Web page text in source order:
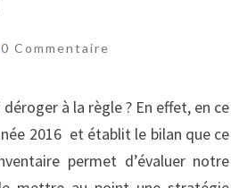
Commentaires
0 Commentaire
à la règle ? En effet, en ce
2016 et établit le bilan que ce
permet d’évaluer notre